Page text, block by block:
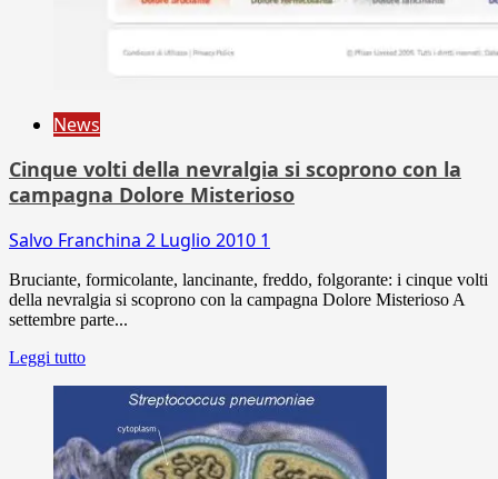
News
Cinque volti della nevralgia si scoprono con la
campagna Dolore Misterioso
Salvo Franchina 2 Luglio 2010 1
Bruciante, formicolante, lancinante, freddo, folgorante: i cinque volti
della nevralgia si scoprono con la campagna Dolore Misterioso A
settembre parte...
Leggi tutto